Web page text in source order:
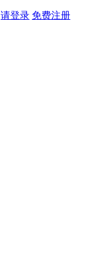
请登录 免费注册